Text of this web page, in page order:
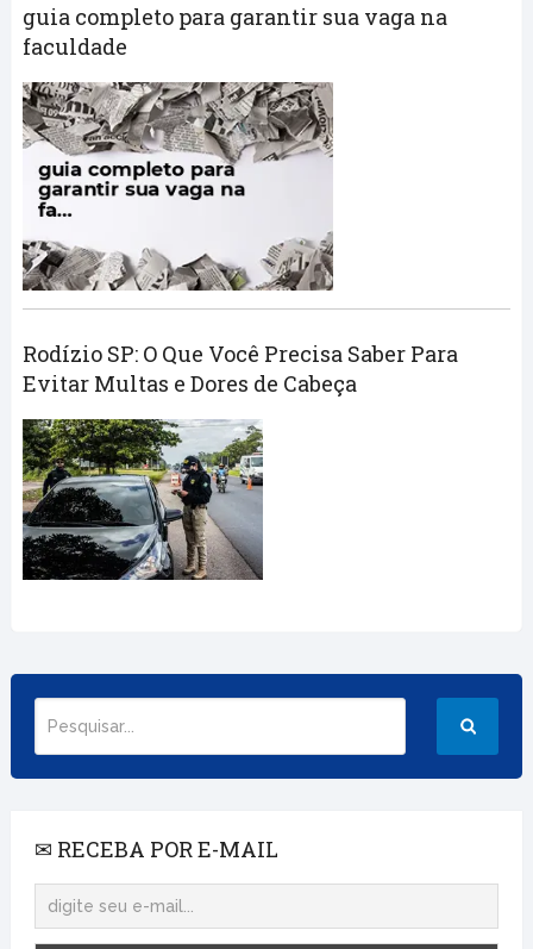
guia completo para garantir sua vaga na
faculdade
Rodízio SP: O Que Você Precisa Saber Para
Evitar Multas e Dores de Cabeça
✉ RECEBA POR E-MAIL